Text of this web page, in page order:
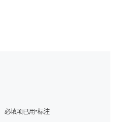
必填项已用*标注